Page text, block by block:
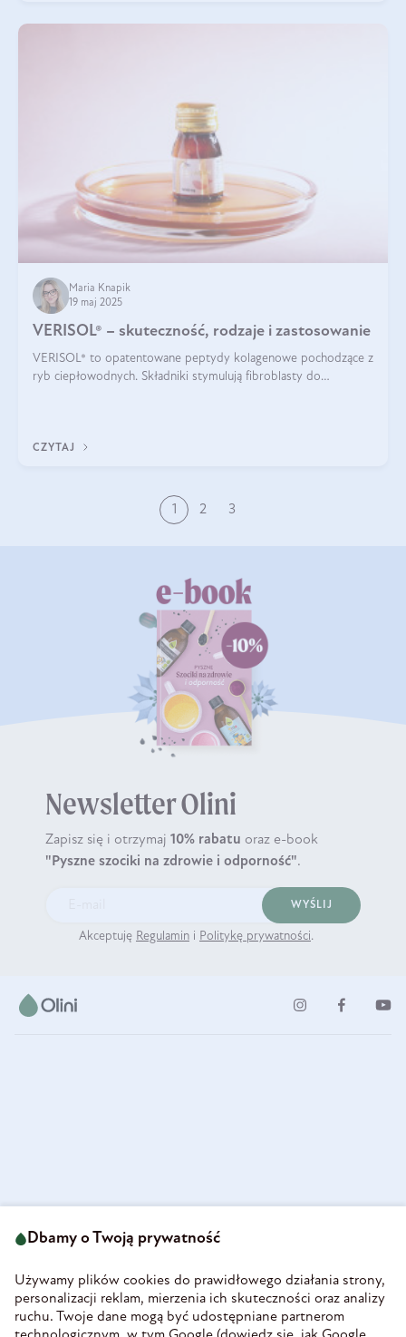
Maria Knapik
19 maj 2025
VERISOL® – skuteczność, rodzaje i zastosowanie
VERISOL® to opatentowane peptydy kolagenowe pochodzące z
ryb ciepłowodnych. Składniki stymulują fibroblasty do
CZYTAJ
1 2 3
Newsletter Olini
Zapisz się i otrzymaj 10% rabatu oraz e-book
"Pyszne szociki na zdrowie i odporność".
WYŚLIJ
Akceptuję Regulamin i Politykę prywatności.
58-160 Świebodzice
REGON 890213034
INFORMACJE
Dbamy o Twoją prywatność
Używamy plików cookies do prawidłowego działania strony,
personalizacji reklam, mierzenia ich skuteczności oraz analizy
ruchu. Twoje dane mogą być udostępniane partnerom